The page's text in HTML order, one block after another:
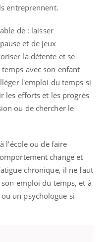
entreprennent.
de : laisser
et de jeux
la détente et se
avec son enfant
l'emploi du temps si
les efforts et les progrès
ou de chercher le
l'école ou de faire
change et
chronique, il ne faut
emploi du temps, et à
un psychologue si